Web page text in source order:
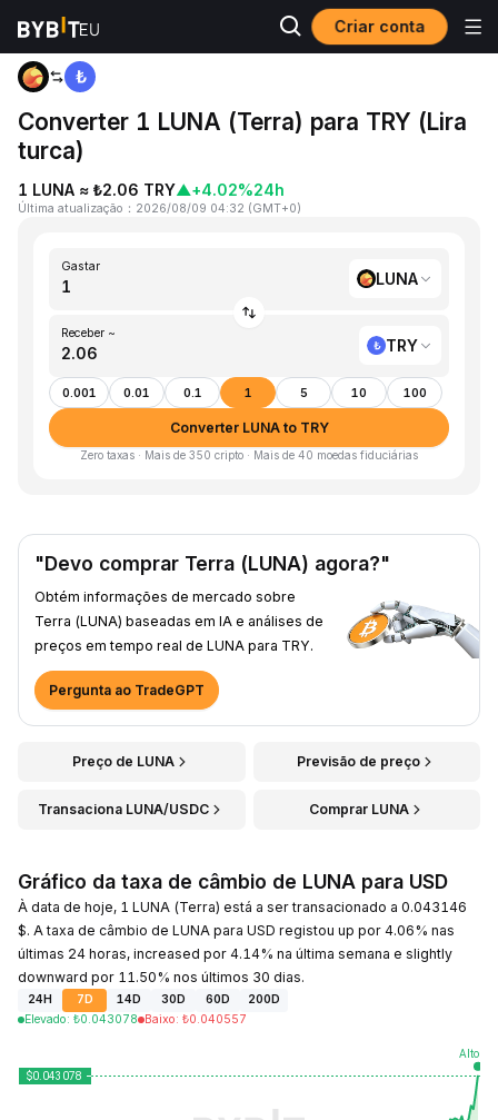
Criar conta
Página inicial
Converter 1 LUNA (Terra) para TRY (Lira
turca)
1 LUNA ≈ ₺2.06 TRY▲+4.02%24h
Última atualização ： 2026/08/09 04:32 (GMT+0)
Gastar
LUNA
Receber ~
TRY
0.001 0.01 0.1 1 5 10 100
Converter LUNA to TRY
Zero taxas · Mais de 350 cripto · Mais de 40 moedas fiduciárias
"Devo comprar Terra (LUNA) agora?"
Obtém informações de mercado sobre
Terra (LUNA) baseadas em IA e análises de
preços em tempo real de LUNA para TRY.
Pergunta ao TradeGPT
Preço de LUNA Previsão de preço
Transaciona LUNA/USDC Comprar LUNA
Gráfico da taxa de câmbio de LUNA para USD
À data de hoje, 1 LUNA (Terra) está a ser transacionado a 0.043146
$. A taxa de câmbio de LUNA para USD registou up por 4.06% nas
últimas 24 horas, increased por 4.14% na última semana e slightly
downward por 11.50% nos últimos 30 dias.
24H 7D 14D 30D 60D
200D
Elevado: ₺0.043078 Baixo: ₺0.040557